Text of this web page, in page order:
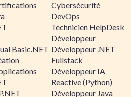
Basic.NET
Cybersécurité
DevOps
Technicien HelpDesk
Développeur
Développeur .NET
Fullstack
Développeur IA
Reactive (Python)
Développeur Java